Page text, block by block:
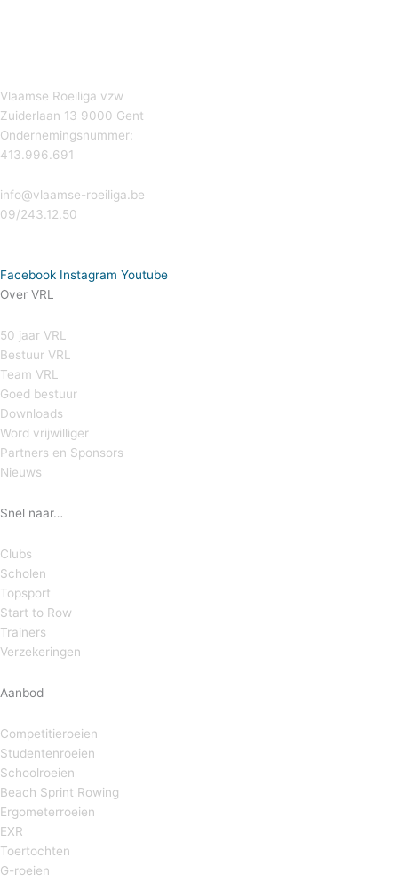
Vlaamse Roeiliga vzw
Zuiderlaan 13 9000 Gent
Ondernemingsnummer:
413.996.691
info@vlaamse-roeiliga.be
09/243.12.50
Facebook Instagram Youtube
Over VRL
50 jaar VRL
Bestuur VRL
Team VRL
Goed bestuur
Downloads
Word vrijwilliger
Partners en Sponsors
Nieuws
Snel naar…
Clubs
Scholen
Topsport
Start to Row
Trainers
Verzekeringen
Aanbod
Competitieroeien
Studentenroeien
Schoolroeien
Beach Sprint Rowing
Ergometerroeien
EXR
Toertochten
G-roeien